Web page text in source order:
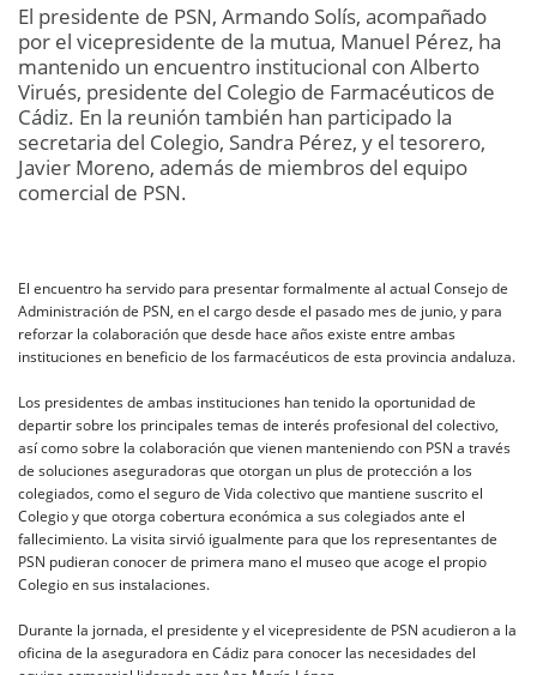
El presidente de PSN, Armando Solís, acompañado
por el vicepresidente de la mutua, Manuel Pérez, ha
mantenido un encuentro institucional con Alberto
Virués, presidente del Colegio de Farmacéuticos de
Cádiz. En la reunión también han participado la
secretaria del Colegio, Sandra Pérez, y el tesorero,
Javier Moreno, además de miembros del equipo
comercial de PSN.
El encuentro ha servido para presentar formalmente al actual Consejo de
Administración de PSN, en el cargo desde el pasado mes de junio, y para
reforzar la colaboración que desde hace años existe entre ambas
instituciones en beneficio de los farmacéuticos de esta provincia andaluza.
Los presidentes de ambas instituciones han tenido la oportunidad de
departir sobre los principales temas de interés profesional del colectivo,
así como sobre la colaboración que vienen manteniendo con PSN a través
de soluciones aseguradoras que otorgan un plus de protección a los
colegiados, como el seguro de Vida colectivo que mantiene suscrito el
Colegio y que otorga cobertura económica a sus colegiados ante el
fallecimiento. La visita sirvió igualmente para que los representantes de
PSN pudieran conocer de primera mano el museo que acoge el propio
Colegio en sus instalaciones.
Durante la jornada, el presidente y el vicepresidente de PSN acudieron a la
oficina de la aseguradora en Cádiz para conocer las necesidades del